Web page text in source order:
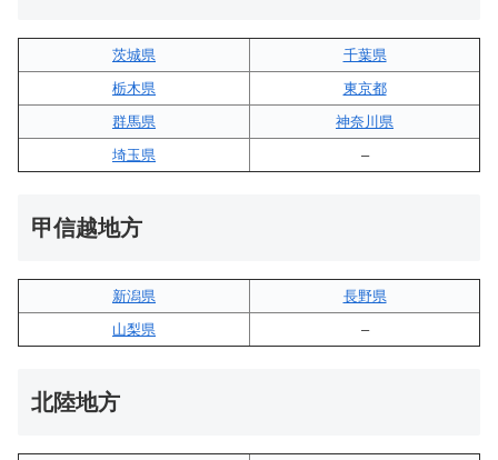
茨城県
千葉県
栃木県
東京都
群馬県
神奈川県
埼玉県
–
甲信越地方
新潟県
長野県
山梨県
–
北陸地方